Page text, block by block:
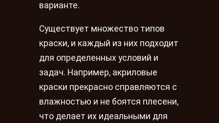
варианте.
Существует множество типов
краски, и каждый из них подходит
для определенных условий и
задач. Например, акриловые
краски прекрасно справляются с
влажностью и не боятся плесени,
что делает их идеальными для